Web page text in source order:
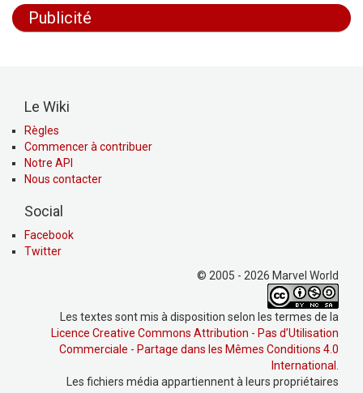
Publicité
Le Wiki
Règles
Commencer à contribuer
Notre API
Nous contacter
Social
Facebook
Twitter
© 2005 - 2026 Marvel World
Les textes sont mis à disposition selon les termes de la
Licence Creative Commons Attribution - Pas d’Utilisation
Commerciale - Partage dans les Mêmes Conditions 4.0
International
Les fichiers média appartiennent à leurs propriétaires